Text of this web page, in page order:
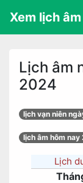
Xem lịch âm
Lịch âm
2024
lịch vạn niên
lịch âm hôm
Lịch